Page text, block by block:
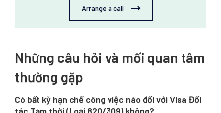
Arrange a call
Những câu hỏi và mối quan tâm
thường gặp
Có bất kỳ hạn chế công việc nào đối với Visa Đối
tác Tạm thời (Loại 820/309) không?